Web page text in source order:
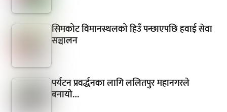
सिमकोट विमानस्थलको हिउँ पन्छाएपछि हवाई सेवा
सञ्चालन
पर्यटन प्रवर्द्धनका लागि ललितपुर महानगरले
बनायो…